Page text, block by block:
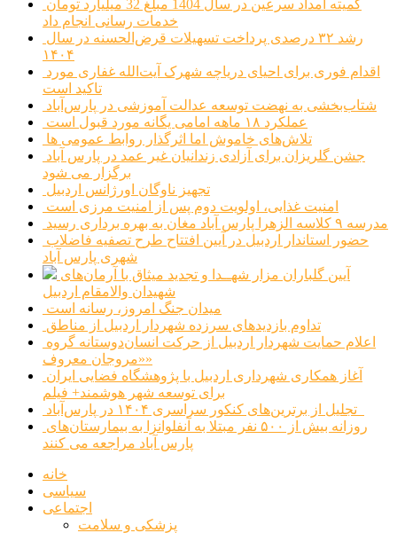
خدمات رسانی انجام داد
۱۴۰۴
تاکید است
شتاب‌بخشی به نهضت توسعه عدالت آموزشی در پارس‌آباد
عملکرد ۱۸ ماهه امامی یگانه مورد قبول است
تلاش‌های خاموش اما اثرگذار روابط عمومی ها
برگزار می شود
تجهیز ناوگان اورژانس اردبیل
امنیت غذایی، اولویت دوم پس از امنیت مرزی است
مدرسه ۹ کلاسه الزهرا پارس آباد مغان به بهره برداری رسید
شهری پارس آباد
شهیدان والامقام اردبیل
میدان جنگ امروز، رسانه است
تداوم بازدیدهای سرزده شهردار اردبیل از مناطق
«مروجان معروف»
برای توسعه شهر هوشمند+ فیلم
پارس آباد مراجعه می کنند
خانه
سیاسی
اجتماعی
پزشکی و سلامت